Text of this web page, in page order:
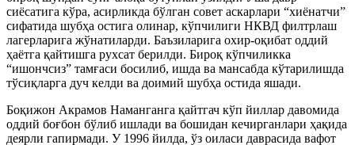
сиёсатига кўра, асирликда бўлган совет аскарлари “хиёнатчи”
сифатида шубҳа остига олинар, кўпчилиги НКВД филтрлаш
лагерларига жўнатиларди. Баъзиларига охир-оқибат оддий
ҳаётга қайтишга рухсат берилди. Бироқ кўпчиликка
“ишончсиз” тамғаси босилиб, ишда ва мансабда кўтарилишда
тўсиқларга дуч келди ва доимий шубҳа остида яшади.
Боқижон Акрамов Наманганга қайтгач кўп йиллар давомида
оддий боғбон бўлиб ишлади ва бошидан кечирганлари ҳақида
деярли гапирмади. У 1996 йилда, ўз оиласи даврасида вафот